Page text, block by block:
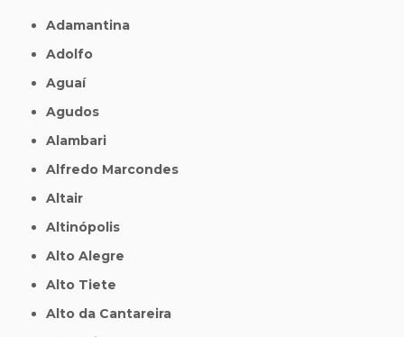
Adamantina
Adolfo
Aguaí
Agudos
Alambari
Alfredo Marcondes
Altair
Altinópolis
Alto Alegre
Alto Tiete
Alto da Cantareira